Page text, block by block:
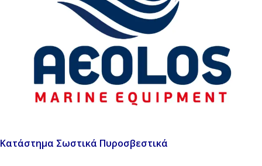
Κατάστημα Σωστικά Πυροσβεστικά